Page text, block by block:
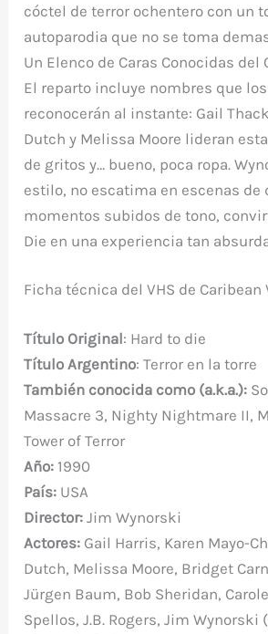
cóctel de terror ochentero con un
autoparodia que no se toma
Un Elenco de Caras Conocidas del
El reparto incluye nombres que
reconocerán al instante: Gail
Dutch y Melissa Moore lideran
de gritos y… bueno, poca ropa.
estilo, no escatima en escenas de
momentos subidos de tono,
Die en una experiencia tan
Ficha técnica del VHS de Caribean
Título Original: Hard to die
Título Argentino: Terror en la torre
También conocida como (a.k.a.):
Massacre 3, Nighty Nightmare II,
Tower of Terror
Año: 1990
País: USA
Director:Jim Wynorski
Actores: Gail Harris, Karen Mayo-
Dutch, Melissa Moore, Bridget
Jürgen Baum, Bob Sheridan,
Spellos, J.B. Rogers, Jim Wynorski